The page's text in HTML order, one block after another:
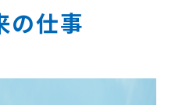
の仕事